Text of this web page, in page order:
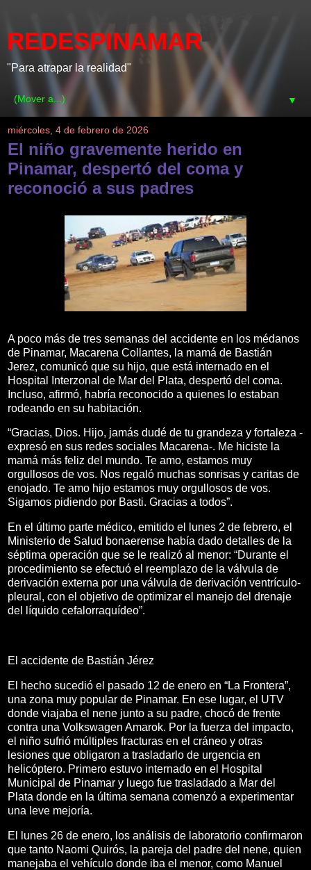
REDESPINAMAR
"Para atrapar la realidad"
▼
miércoles, 4 de febrero de 2026
El niño gravemente herido en
Pinamar, despertó del coma y
reconoció a sus padres
A poco más de tres semanas del accidente en los médanos
de Pinamar, Macarena Collantes, la mamá de Bastián
Jerez, comunicó que su hijo, que está internado en el
Hospital Interzonal de Mar del Plata, despertó del coma.
Incluso, afirmó, habría reconocido a quienes lo estaban
rodeando en su habitación.
“Gracias, Dios. Hijo, jamás dudé de tu grandeza y fortaleza -
expresó en sus redes sociales Macarena-. Me hiciste la
mamá más feliz del mundo. Te amo, estamos muy
orgullosos de vos. Nos regaló muchas sonrisas y caritas de
enojado. Te amo hijo estamos muy orgullosos de vos.
Sigamos pidiendo por Basti. Gracias a todos”.
En el último parte médico, emitido el lunes 2 de febrero, el
Ministerio de Salud bonaerense había dado detalles de la
séptima operación que se le realizó al menor: “Durante el
procedimiento se efectuó el reemplazo de la válvula de
derivación externa por una válvula de derivación ventrículo-
pleural, con el objetivo de optimizar el manejo del drenaje
del líquido cefalorraquídeo”.
El accidente de Bastián Jérez
El hecho sucedió el pasado 12 de enero en “La Frontera”,
una zona muy popular de Pinamar. En ese lugar, el UTV
donde viajaba el nene junto a su padre, chocó de frente
contra una Volkswagen Amarok. Por la fuerza del impacto,
el niño sufrió múltiples fracturas en el cráneo y otras
lesiones que obligaron a trasladarlo de urgencia en
helicóptero. Primero estuvo internado en el Hospital
Municipal de Pinamar y luego fue trasladado a Mar del
Plata donde en la última semana comenzó a experimentar
una leve mejoría.
El lunes 26 de enero, los análisis de laboratorio confirmaron
que tanto Naomi Quirós, la pareja del padre del nene, quien
manejaba el vehículo donde iba el menor, como Manuel